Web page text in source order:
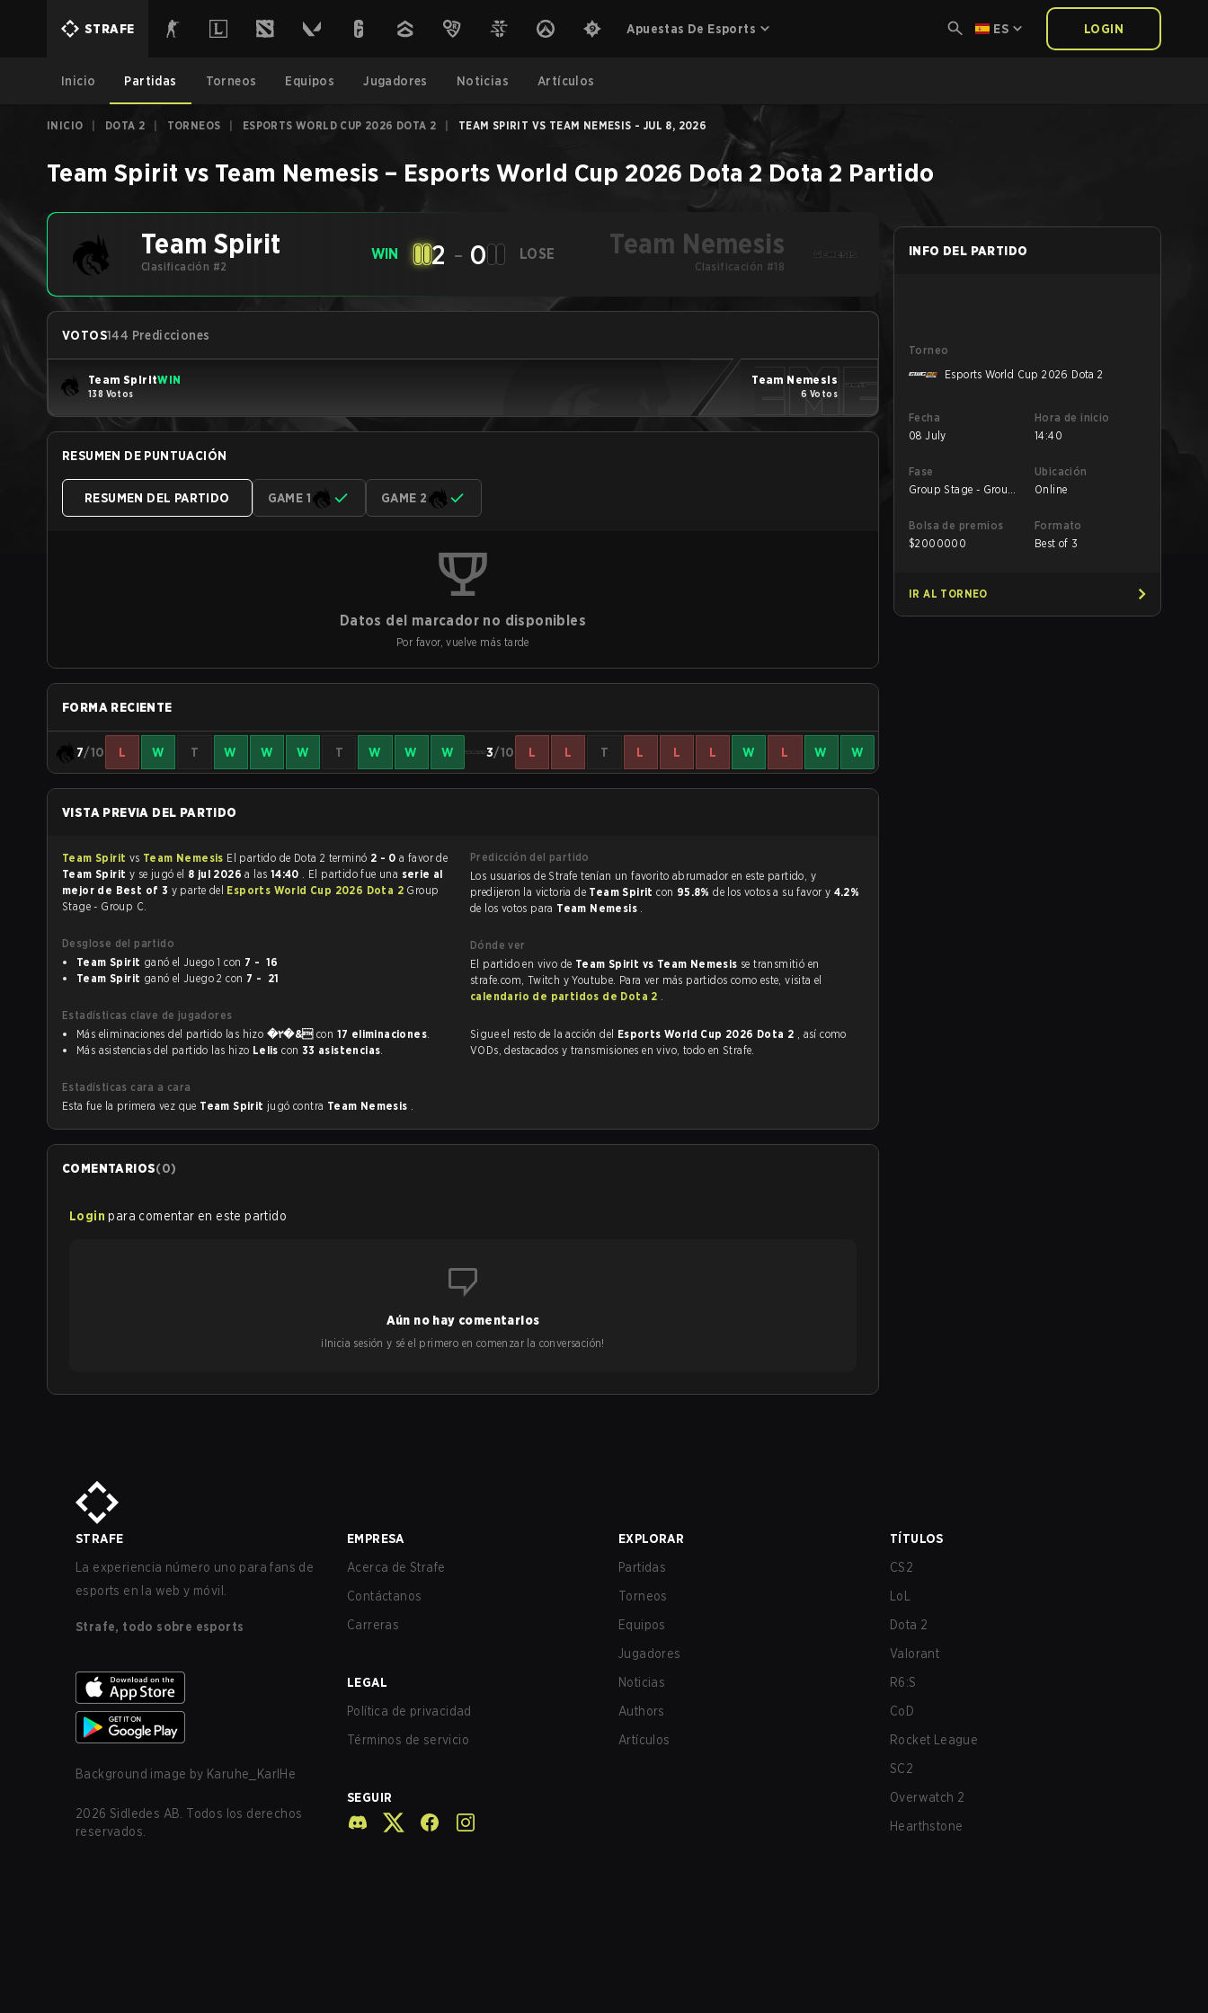
STRAFE Apuestas De Esports ES LOGIN
Inicio Partidas Torneos Equipos Jugadores Noticias Artículos
INICIO DOTA 2 TORNEOS ESPORTS WORLD CUP 2026 DOTA 2 TEAM SPIRIT VS TEAM NEMESIS - JUL 8, 2026
Team Spirit vs Team Nemesis – Esports World Cup 2026 Dota 2 Dota 2 Partido
Team Spirit
Clasificación #2
WIN 2 - 0 LOSE Team Nemesis
Clasificación #18
VOTOS144 Predicciones
Team SpiritWIN
138 Votos
Team Nemesis
6 Votos
RESUMEN DE PUNTUACIÓN
RESUMEN DEL PARTIDO GAME 1 GAME 2
Datos del marcador no disponibles
Por favor, vuelve más tarde
FORMA RECIENTE
7/10 L W T W W W T W W W 3/10 L L T L L L W L W W
VISTA PREVIA DEL PARTIDO
Team Spirit vs Team Nemesis El partido de Dota 2 terminó 2 - 0 a favor de
Team Spirit y se jugó el 8 jul 2026a las 14:40 . El partido fue una serie al
mejor de Best of 3 y parte del Esports World Cup 2026 Dota 2 Group
Stage - Group C.
Desglose del partido
Team Spirit
ganó el Juego 1 con
7 - 16
Team Spirit
ganó el Juego 2 con 7 - 21
Estadísticas clave de jugadores
Más eliminaciones del partido las hizo �۲�&con 17 eliminaciones.
Más asistencias del partido las hizo Lelis con 33 asistencias.
Estadísticas cara a cara
Esta fue la primera vez que Team Spirit jugó contra Team Nemesis .
Predicción del partido
Los usuarios de Strafe tenían un favorito abrumador en este partido, y
predijeron la victoria de Team Spiritcon 95.8%de los votos a su favor y 4.2%
de los votos para Team Nemesis .
Dónde ver
El partido en vivo de Team Spirit vs Team Nemesis se transmitió en
strafe.com, Twitch y Youtube. Para ver más partidos como este, visita el
calendario de partidos de Dota 2 .
Sigue el resto de la acción del Esports World Cup 2026 Dota 2 , así como
VODs, destacados y transmisiones en vivo, todo en Strafe.
COMENTARIOS(0)
Login para comentar en este partido
Aún no hay comentarios
¡Inicia sesión y sé el primero en comenzar la conversación!
INFO DEL PARTIDO
Torneo
Esports World Cup 2026 Dota 2
Fecha
08 July
Hora de inicio
14:40
Fase
Group Stage - Group
Ubicación
Online
Bolsa de premios
$2000000
Formato
Best of 3
IR AL TORNEO
STRAFE
La experiencia número uno para fans de
esports en la web y móvil.
Strafe, todo sobre esports
Background image by Karuhe_KarlHe
2026 Sidledes AB. Todos los derechos
reservados.
EMPRESA
Acerca de Strafe
Contáctanos
Carreras
LEGAL
Política de privacidad
Términos de servicio
SEGUIR
EXPLORAR
Partidas
Torneos
Equipos
Jugadores
Noticias
Authors
Artículos
TÍTULOS
CS2
LoL
Dota 2
Valorant
R6:S
CoD
Rocket League
SC2
Overwatch 2
Hearthstone